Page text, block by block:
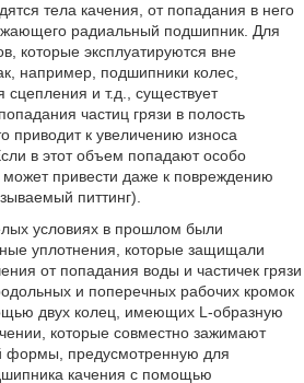
тела качения, от попадания в него
радиальный подшипник. Для
которые эксплуатируются вне
например, подшипники колес,
и т.д., существует
частиц грязи в полость
приводит к увеличению износа
в этот объем попадают особо
может привести даже к повреждению
питтинг).
условиях в прошлом были
уплотнения, которые защищали
от попадания воды и частичек грязи
и поперечных рабочих кромок
двух колец, имеющих L-образную
которые совместно зажимают
формы, предусмотренную для
качения с помощью